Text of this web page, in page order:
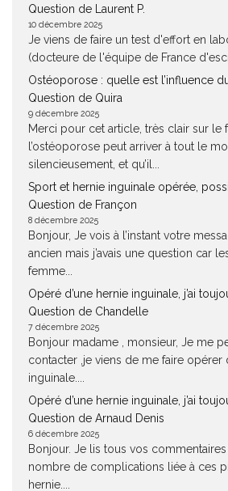
Question de Laurent P.
10 décembre 2025
Je viens de faire un test d'effort en
(docteure de l'équipe de France
Ostéoporose : quelle est l’influence
Question de Quira
9 décembre 2025
Merci pour cet article, très clair sur le
l’ostéoporose peut arriver à tout le
silencieusement, et qu’il...
Sport et hernie inguinale opérée,
Question de Françon
8 décembre 2025
Bonjour, Je vois à l’instant votre
ancien mais j’avais une question car
femme...
Opéré d’une hernie inguinale, j’ai
Question de Chandelle
7 décembre 2025
Bonjour madame , monsieur, Je me
contacter ,je viens de me faire opérer
inguinale....
Opéré d’une hernie inguinale, j’ai
Question de Arnaud Denis
6 décembre 2025
Bonjour. Je lis tous vos
nombre de complications liée à ces
hernie....